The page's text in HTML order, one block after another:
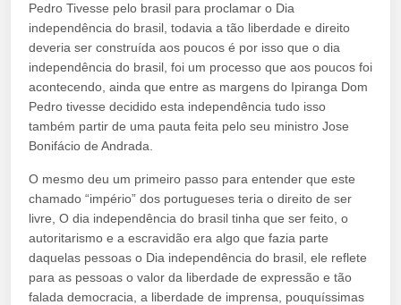
Pedro Tivesse pelo brasil para proclamar o Dia
independência do brasil, todavia a tão liberdade e direito
deveria ser construída aos poucos é por isso que o dia
independência do brasil, foi um processo que aos poucos foi
acontecendo, ainda que entre as margens do Ipiranga Dom
Pedro tivesse decidido esta independência tudo isso
também partir de uma pauta feita pelo seu ministro Jose
Bonifácio de Andrada.
O mesmo deu um primeiro passo para entender que este
chamado “império” dos portugueses teria o direito de ser
livre, O dia independência do brasil tinha que ser feito, o
autoritarismo e a escravidão era algo que fazia parte
daquelas pessoas o Dia independência do brasil, ele reflete
para as pessoas o valor da liberdade de expressão e tão
falada democracia, a liberdade de imprensa, pouquíssimas